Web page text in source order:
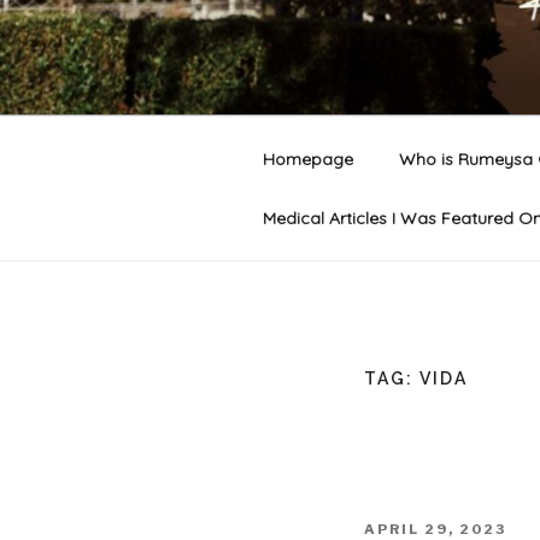
RUMEYSA
Welcome to Rumeysa
Homepage Who is Rumeysa
Medical Articles I Was Featured
TAG: VIDA
APRIL 29, 2023